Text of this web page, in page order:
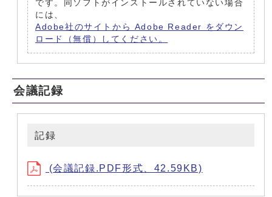
です。同ソフトがインストールされていない場合
には、
Adobe社のサイトから Adobe Reader をダウン
ロード（無償）してください。
会議記録
記録
(会議記録.PDF形式、42.59KB)